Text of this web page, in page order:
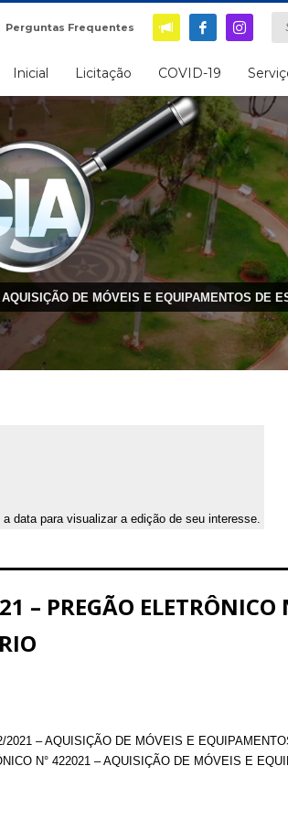
Perguntas Frequentes
Inicial Licitação COVID-19
DE MÓVEIS E EQUIPAMENTOS DE
data para visualizar a edição de seu interesse.
– PREGÃO
– AQUISIÇÃO DE MÓVEIS E
N° 422021 – AQUISIÇÃO DE MÓVEIS E